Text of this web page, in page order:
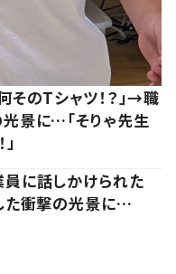
のTシャツ！？」→職
景に…「そりゃ先生
に話しかけられた
た衝撃の光景に…